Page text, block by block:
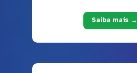
Saiba mais →